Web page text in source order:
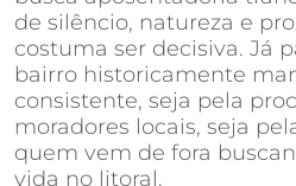
de silêncio, natureza e
costuma ser decisiva. Já
bairro historicamente
consistente, seja pela
moradores locais, seja
quem vem de fora
vida no litoral.